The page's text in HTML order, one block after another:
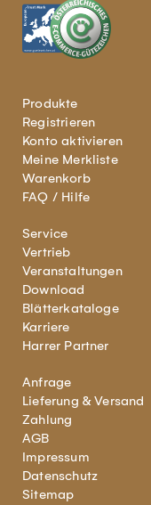
Produkte
Registrieren
Konto aktivieren
Meine Merkliste
Warenkorb
FAQ / Hilfe
Service
Vertrieb
Veranstaltungen
Download
Blätterkataloge
Karriere
Harrer Partner
Anfrage
Lieferung & Versand
Zahlung
AGB
Impressum
Datenschutz
Sitemap